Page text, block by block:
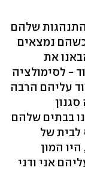
שלהם
נמצאים
את
- לסימולציה
עליהם הרבה
בבתים שלהם
לבית של
המון
אני ודני